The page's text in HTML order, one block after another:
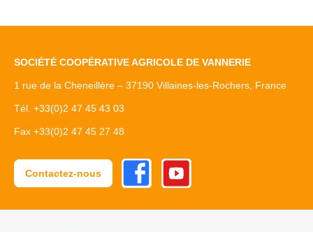
SOCIÉTÉ COOPÉRATIVE AGRICOLE DE VANNERIE
1 rue de la Cheneillère – 37190 Villaines-les-Rochers, France
Tél. +33(0)2 47 45 43 03
Fax +33(0)2 47 45 27 48
Contactez-nous
FacebookYoutube